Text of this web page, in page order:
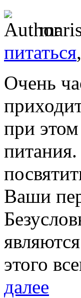
питаться,
Очень
при
Ваши
этого
далее